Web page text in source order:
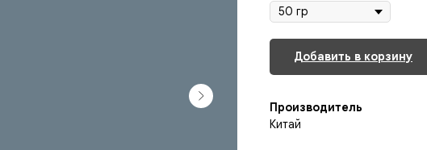
Добавить в корзину
Производитель
Китай